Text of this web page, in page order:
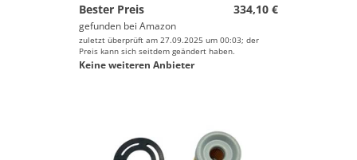
Bester Preis
334,10 €
gefunden bei Amazon
zuletzt überprüft am 27.09.2025 um 00:03; der
Preis kann sich seitdem geändert haben.
Keine weiteren Anbieter